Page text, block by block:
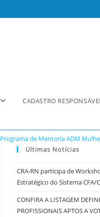
CADASTRO
Programa de Mentoria ADM
Últimas Notícias
CRA-RN participa de
Estratégico do Sistema CFA/
CONFIRA A LISTAGEM
PROFISSIONAIS APTOS A